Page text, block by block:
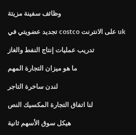
وظائف سفينة مزيتة
تجديد عضويتي في costco على الانترنت uk
تدريب عمليات إنتاج النفط والغاز
ما هو ميزان التجارة المهم
لندن ساخرة التاجر
لنا اتفاق التجارة المكسيك النص
هيكل سوق الأسهم ثانية